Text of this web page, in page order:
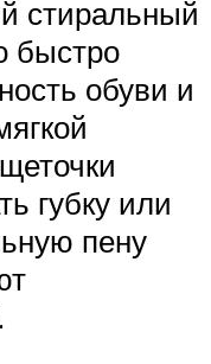
стиральный
быстро
обуви и
губку или
пену